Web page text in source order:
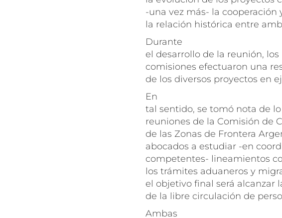
-una vez más- la
la relación histórica entre
Durante
el desarrollo de la reunión,
comisiones efectuaron una
de los diversos proyectos en
En
tal sentido, se tomó nota de
reuniones de la Comisión de
de las Zonas de Frontera
abocados a estudiar -en
competentes- lineamientos
los trámites aduaneros y
el objetivo final será alcanzar
de la libre circulación de
Ambas